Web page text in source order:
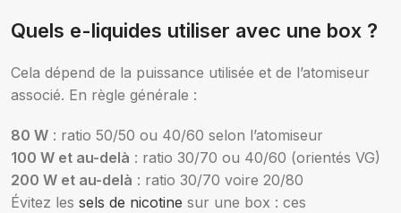
Quels e-liquides utiliser avec une box ?
Cela dépend de la puissance utilisée et de l’atomiseur
associé. En règle générale :
80 W : ratio 50/50 ou 40/60 selon l’atomiseur
100 W et au-delà : ratio 30/70 ou 40/60 (orientés VG)
200 W et au-delà : ratio 30/70 voire 20/80
Évitez les sels de nicotine sur une box : ces